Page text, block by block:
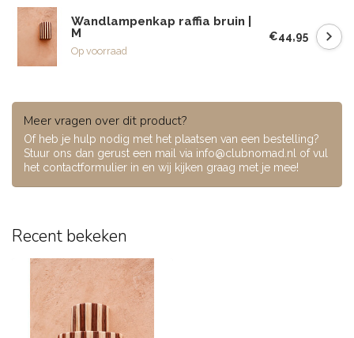
Wandlampenkap raffia bruin |
M
Op voorraad
€44,95
Meer vragen over dit product?
Of heb je hulp nodig met het plaatsen van een bestelling?
Stuur ons dan gerust een mail via info@clubnomad.nl of vul
het contactformulier in en wij kijken graag met je mee!
Recent bekeken